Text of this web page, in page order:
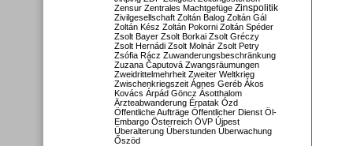
Zensur Zentrales Machtgefüge Zinspolitik
Zivilgesellschaft Zoltán Balog Zoltán Gál
Zoltán Kész Zoltán Pokorni Zoltán Spéder
Zsolt Bayer Zsolt Borkai Zsolt Gréczy
Zsolt Hernádi Zsolt Molnár Zsolt Petry
Zsófia Rácz Zuwanderungsbeschränkung
Zuzana Čaputová Zwangsräumungen
Zweidrittelmehrheit Zweiter Weltkrieg
Zwischenkriegszeit Ágnes Geréb Ákos
Kovács Árpád Göncz Ásotthalom
Ärzteabwanderung Érpatak Ózd
Öffentliche Aufträge Öffentlicher Dienst Öl-
Embargo Österreich ÖVP Újpest
Überalterung Überstunden Überwachung
Őszöd